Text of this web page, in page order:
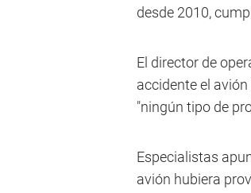
desde 2010,
El director de
accidente el
"ningún tipo de
Especialistas
avión hubiera